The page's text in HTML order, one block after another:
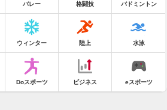
バレー 格闘技 バドミントン
ウィンター 陸上 水泳
Doスポーツ ビジネス eスポーツ